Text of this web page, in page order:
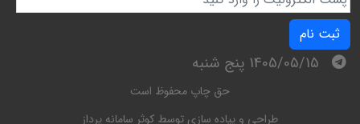
ثبت نام
1405/05/15 پنج شنبه
حق چاپ محفوظ است
طراحی و پیاده سازی توسط کوثر سامانه پرداز